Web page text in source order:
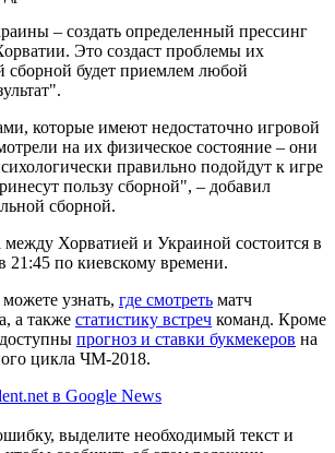
– создать определенный прессинг
Это создаст проблемы их
сборной будет приемлем любой
которые имеют недостаточно игровой
на их физическое состояние – они
правильно подойдут к игре
пользу сборной", – добавил
сборной.
Хорватией и Украиной состоится в
21:45 по киевскому времени.
узнать, где смотреть матч
а также статистику встреч команд. Кроме
доступны прогноз и ставки букмекеров на
цикла ЧМ-2018.
в Google News
выделите необходимый текст и